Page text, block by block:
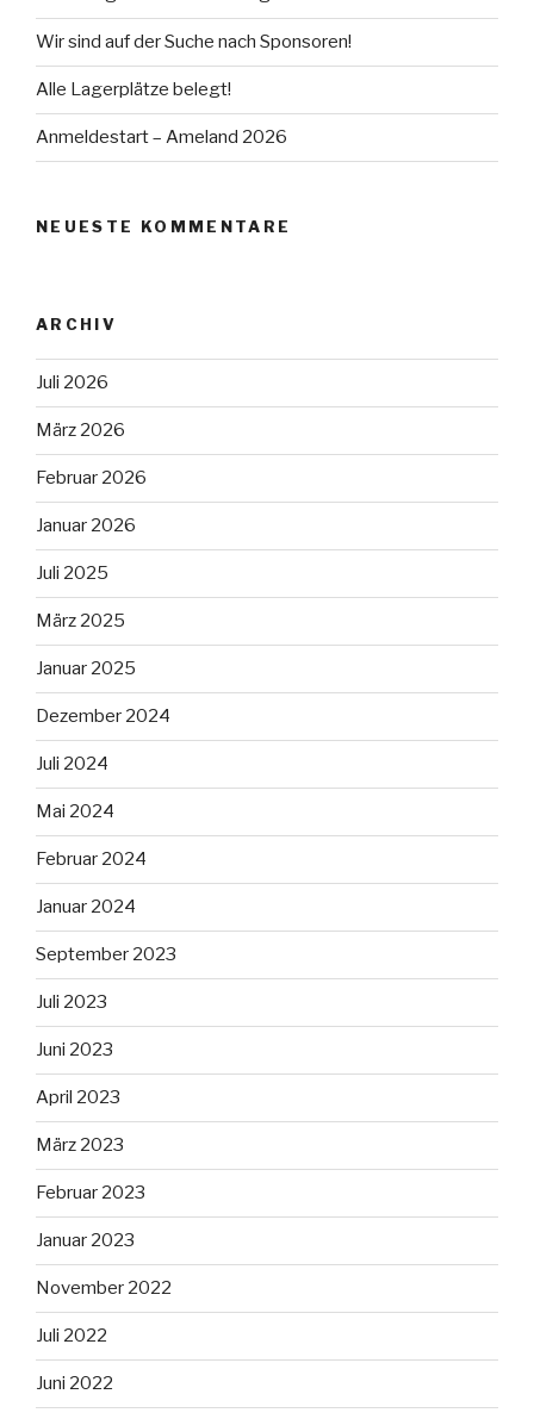
Wir sind auf der Suche nach Sponsoren!
Alle Lagerplätze belegt!
Anmeldestart – Ameland 2026
NEUESTE KOMMENTARE
ARCHIV
Juli 2026
März 2026
Februar 2026
Januar 2026
Juli 2025
März 2025
Januar 2025
Dezember 2024
Juli 2024
Mai 2024
Februar 2024
Januar 2024
September 2023
Juli 2023
Juni 2023
April 2023
März 2023
Februar 2023
Januar 2023
November 2022
Juli 2022
Juni 2022